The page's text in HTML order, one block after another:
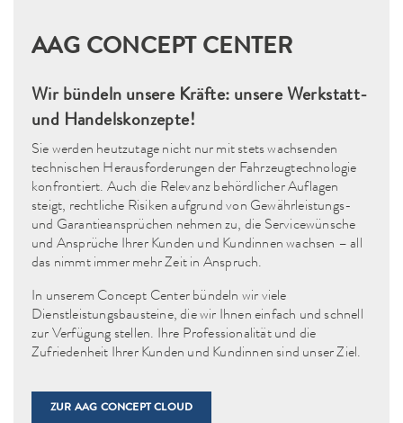
AAG CONCEPT CENTER
Wir bündeln unsere Kräfte: unsere Werkstatt-
und Handelskonzepte!
Sie werden heutzutage nicht nur mit stets wachsenden
technischen Herausforderungen der Fahrzeugtechnologie
konfrontiert. Auch die Relevanz behördlicher Auflagen
steigt, rechtliche Risiken aufgrund von Gewährleistungs-
und Garantieansprüchen nehmen zu, die Servicewünsche
und Ansprüche Ihrer Kunden und Kundinnen wachsen – all
das nimmt immer mehr Zeit in Anspruch.
In unserem Concept Center bündeln wir viele
Dienstleistungsbausteine, die wir Ihnen einfach und schnell
zur Verfügung stellen. Ihre Professionalität und die
Zufriedenheit Ihrer Kunden und Kundinnen sind unser Ziel.
ZUR AAG CONCEPT CLOUD